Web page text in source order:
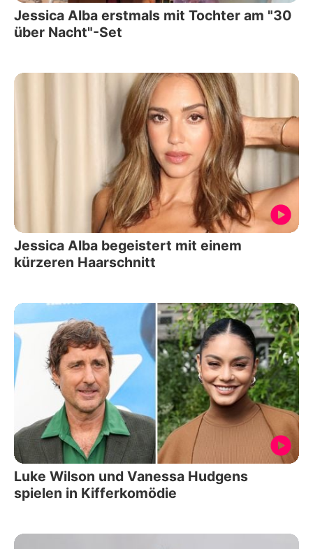
Jessica Alba erstmals mit Tochter am "30
über Nacht"-Set
Jessica Alba begeistert mit einem
kürzeren Haarschnitt
Luke Wilson und Vanessa Hudgens
spielen in Kifferkomödie